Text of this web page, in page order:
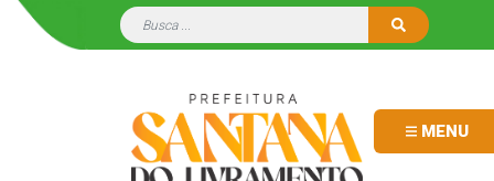
MENU